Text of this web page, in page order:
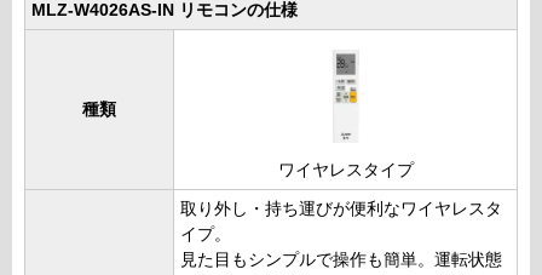
MLZ-W4026AS-IN リモコンの仕様
種類
ワイヤレスタイプ
取り外し・持ち運びが便利なワイヤレスタ
イプ。
見た目もシンプルで操作も簡単。運転状態